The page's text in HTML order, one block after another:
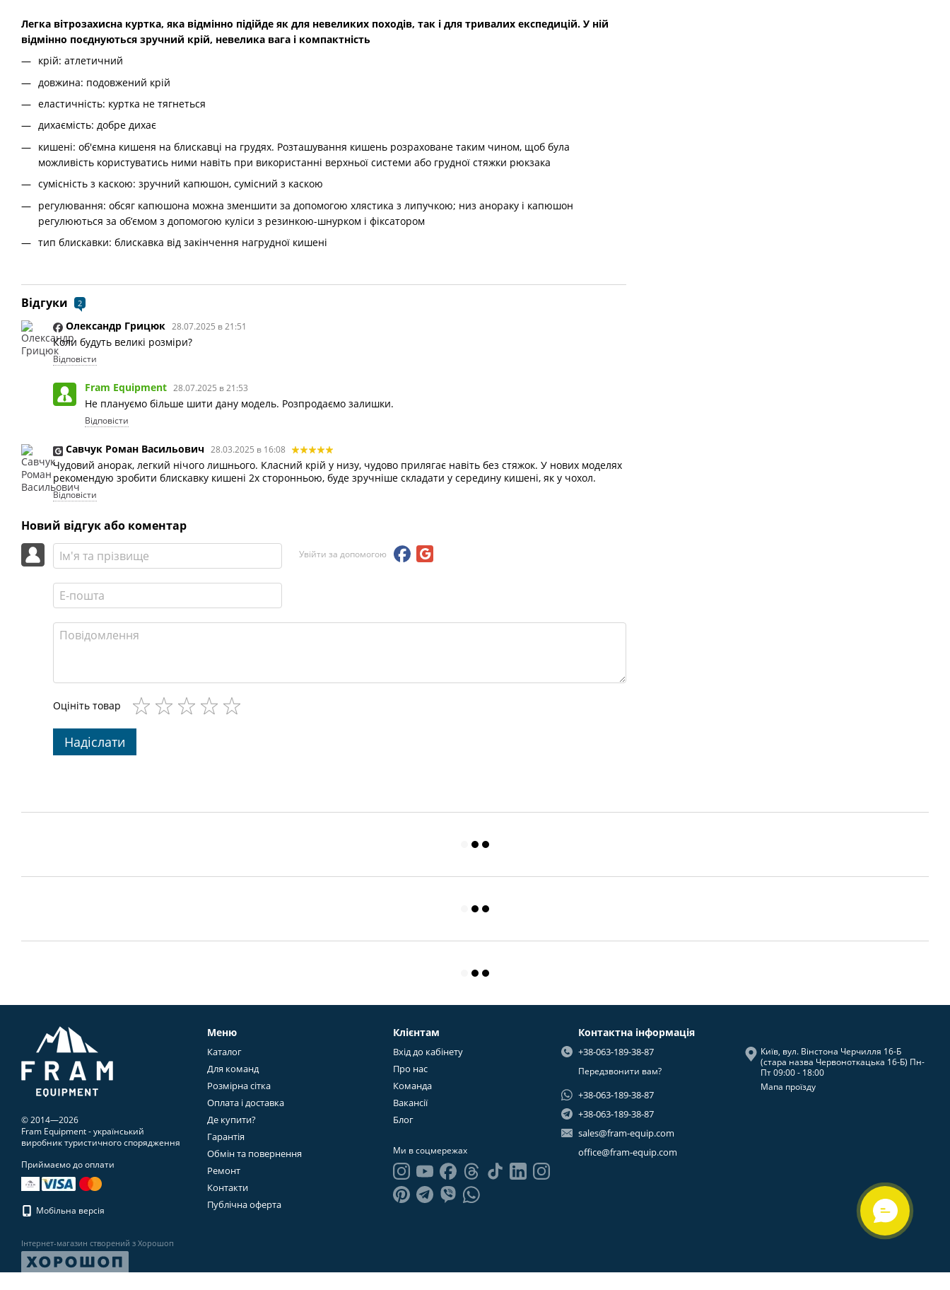
Легка вітрозахисна куртка, яка відмінно підійде як для невеликих походів, так і для тривалих експедицій. У ній
відмінно поєднуються зручний крій, невелика вага і компактність
крій: атлетичний
довжина: подовжений крій
еластичність: куртка не тягнеться
дихаємість: добре дихає
кишені: об'ємна кишеня на блискавці на грудях. Розташування кишень розраховане таким чином, щоб була
можливість користуватись ними навіть при використанні верхньої системи або грудної стяжки рюкзака
сумісність з каскою: зручний капюшон, сумісний з каскою
регулювання: обсяг капюшона можна зменшити за допомогою хлястика з липучкою; низ анораку і капюшон
регулюються за об’ємом з допомогою куліси з резинкою-шнурком і фіксатором
тип блискавки: блискавка від закінчення нагрудної кишені
Відгуки 2
Олександр Грицюк 28.07.2025 в 21:51
Коли будуть великі розміри?
Відповісти
Fram Equipment 28.07.2025 в 21:53
Не плануємо більше шити дану модель. Розпродаємо залишки.
Відповісти
Cавчук Роман Васильович 28.03.2025 в 16:08
Чудовий анорак, легкий нічого лишнього. Класний крій у низу, чудово прилягає навіть без стяжок. У нових моделях
рекомендую зробити блискавку кишені 2х сторонньою, буде зручніше складати у середину кишені, як у чохол.
Відповісти
Новий відгук або коментар
Увійти за допомогою
Оцініть товар
Надіслати
© 2014—2026
Fram Equipment - український
виробник туристичного спорядження
Приймаємо до оплати
Мобільна версія
Інтернет-магазин створений з Хорошоп
Меню
Каталог
Для команд
Розмірна сітка
Оплата і доставка
Де купити?
Гарантія
Обмін та повернення
Ремонт
Контакти
Публічна оферта
Клієнтам
Вхід до кабінету
Про нас
Команда
Вакансії
Блог
Ми в соцмережах
Контактна інформація
+38-063-189-38-87
Передзвонити вам?
+38-063-189-38-87
+38-063-189-38-87
sales@fram-equip.com
office@fram-equip.com
Київ, вул. Вінстона Черчилля 16-Б
(стара назва Червоноткацька 16-Б) Пн-
Пт 09:00 - 18:00
Мапа проїзду